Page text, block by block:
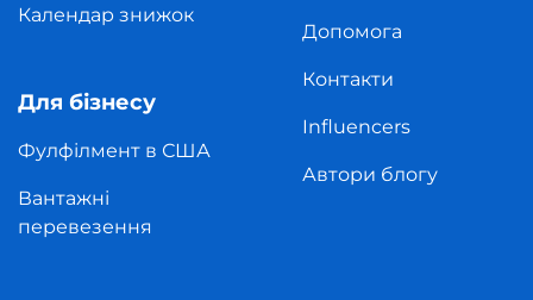
Календар знижок
Для бізнесу
Фулфілмент в США
Вантажні
перевезення
Допомога
Контакти
Influencers
Автори блогу